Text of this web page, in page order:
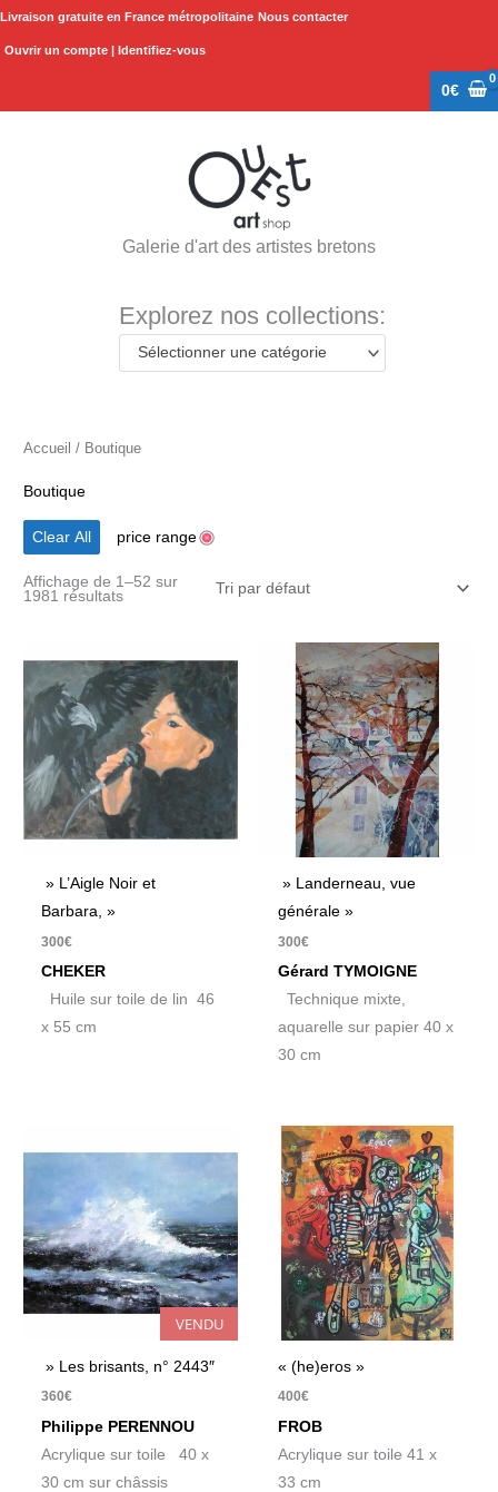
Aller
Livraison gratuite en France métropolitaine Nous contacter
Ouvrir un compte | Identifiez-vous
0€
Galerie d'art des artistes bretons
Explorez nos collections:
Sélectionner une catégorie
Accueil / Boutique
Boutique
Clear All price range
Affichage de 1–52 sur
1981 résultats
» L’Aigle Noir et
Barbara, »
300€
CHEKER
Huile sur toile de lin 46
x 55 cm
» Landerneau, vue
générale »
300€
Gérard TYMOIGNE
Technique mixte,
aquarelle sur papier 40 x
30 cm
VENDU
» Les brisants, n° 2443″
360€
Philippe PERENNOU
Acrylique sur toile 40 x
30 cm sur châssis
« (he)eros »
400€
FROB
Acrylique sur toile 41 x
33 cm